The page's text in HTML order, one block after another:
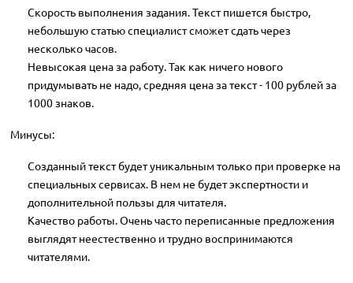
Скорость выполнения задания. Текст пишется быстро,
небольшую статью специалист сможет сдать через
несколько часов.
Невысокая цена за работу. Так как ничего нового
придумывать не надо, средняя цена за текст - 100 рублей за
1000 знаков.
Минусы:
Созданный текст будет уникальным только при проверке на
специальных сервисах. В нем не будет экспертности и
дополнительной пользы для читателя.
Качество работы. Очень часто переписанные предложения
выглядят неестественно и трудно воспринимаются
читателями.